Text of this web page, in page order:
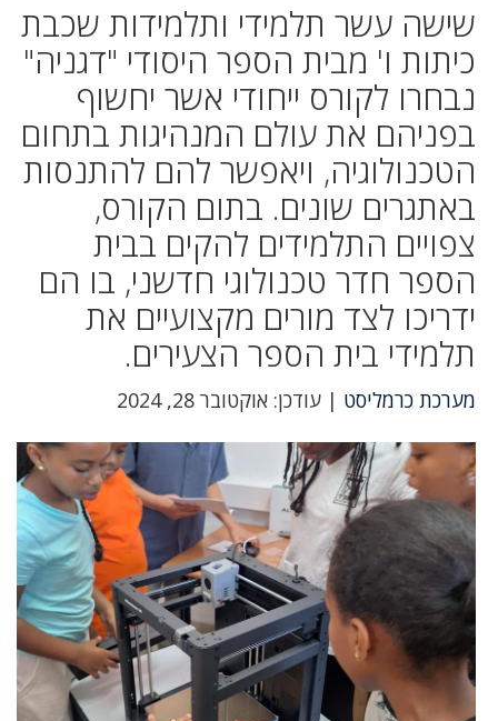
שישה עשר תלמידי ותלמידות שכבת
כיתות ו' מבית הספר היסודי "דגניה"
נבחרו לקורס ייחודי אשר יחשוף
בפניהם את עולם המנהיגות בתחום
הטכנולוגיה, ויאפשר להם להתנסות
באתגרים שונים. בתום הקורס,
צפויים התלמידים להקים בבית
הספר חדר טכנולוגי חדשני, בו הם
ידריכו לצד מורים מקצועיים את
תלמידי בית הספר הצעירים.
מערכת כרמליסט | עודכן: אוקטובר 28, 2024